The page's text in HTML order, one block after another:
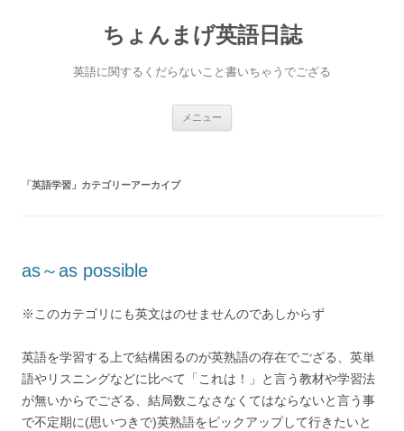
ちょんまげ英語日誌
英語に関するくだらないこと書いちゃうでござる
メニュー
「英語学習 」カテゴリーアーカイブ
as～as possible
※このカテゴリにも英文はのせませんのであしからず
英語を学習する上で結構困るのが英熟語の存在でござる、英単
語やリスニングなどに比べて「これは！」と言う教材や学習法
が無いからでござる、結局数こなさなくてはならないと言う事
で不定期に(思いつきで)英熟語をピックアップして行きたいと